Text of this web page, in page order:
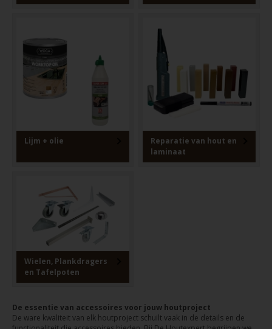
Lijm + olie
Reparatie van hout en
laminaat
Wielen, Plankdragers
en Tafelpoten
De essentie van accessoires voor jouw houtproject
De ware kwaliteit van elk houtproject schuilt vaak in de details en de